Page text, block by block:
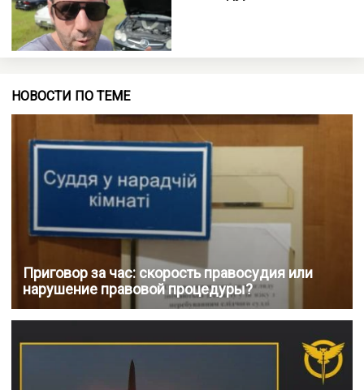
НОВОСТИ ПО ТЕМЕ
Приговор за час: скорость правосудия или
нарушение правовой процедуры?